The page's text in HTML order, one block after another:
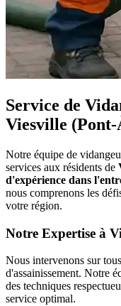
Service de
Viesville (Pont-
Notre équipe de
services aux résidents de
d'expérience dans
nous comprenons les
votre région.
Notre Expertise à
Nous intervenons sur
d'assainissement. Notre
des techniques
service optimal.